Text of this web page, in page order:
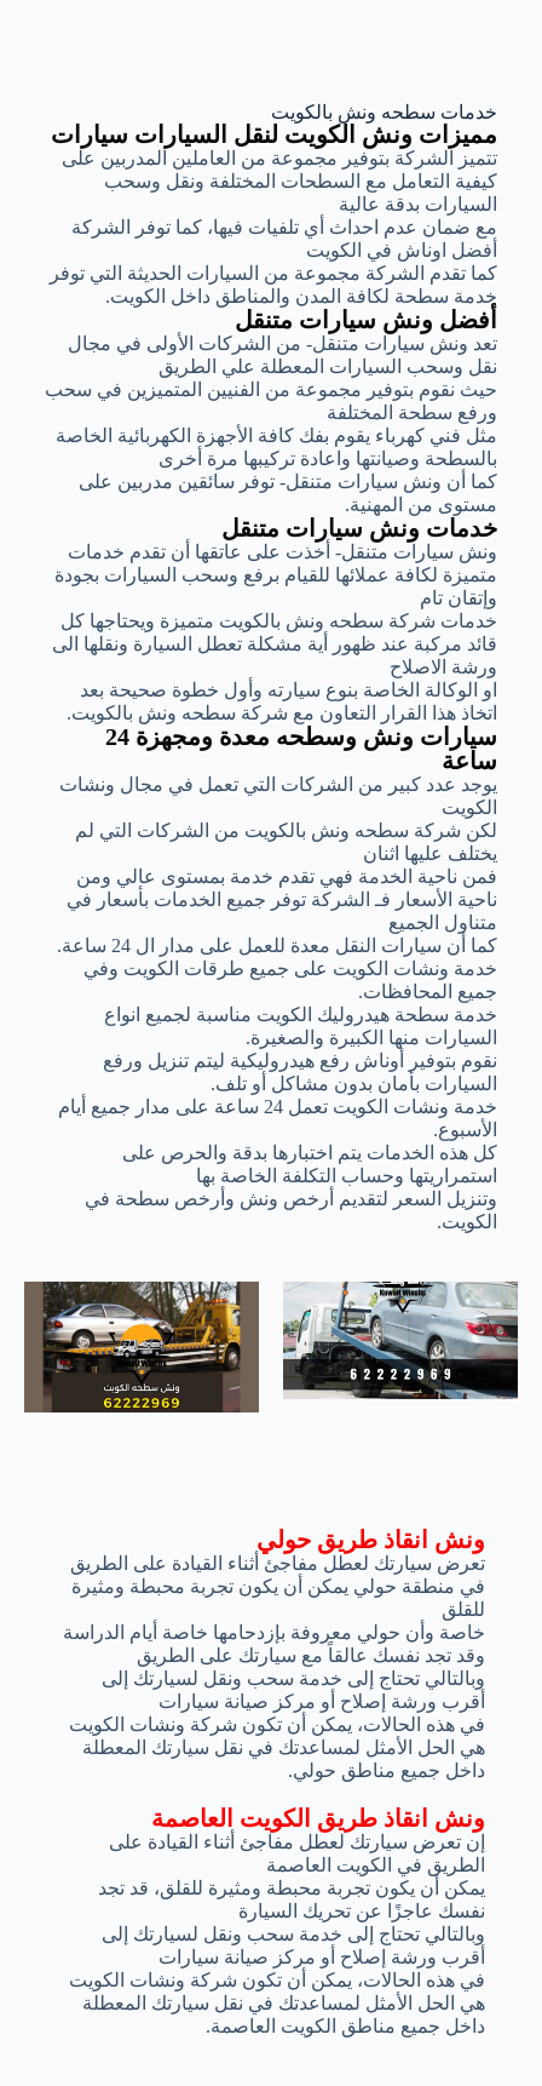
خدمات سطحه ونش بالكويت
مميزات ونش الكويت لنقل السيارات سيارات
تتميز الشركة بتوفير مجموعة من العاملين المدربين على
كيفية التعامل مع السطحات المختلفة ونقل وسحب
السيارات بدقة عالية
مع ضمان عدم احداث أي تلفيات فيها، كما توفر الشركة
أفضل اوناش في الكويت
كما تقدم الشركة مجموعة من السيارات الحديثة التي توفر
خدمة سطحة لكافة المدن والمناطق داخل الكويت.
أفضل ونش سيارات متنقل
تعد ونش سيارات متنقل- من الشركات الأولى في مجال
نقل وسحب السيارات المعطلة علي الطريق
حيث نقوم بتوفير مجموعة من الفنيين المتميزين في سحب
ورفع سطحة المختلفة
مثل فني كهرباء يقوم بفك كافة الأجهزة الكهربائية الخاصة
بالسطحة وصيانتها واعادة تركيبها مرة أخرى
كما أن ونش سيارات متنقل- توفر سائقين مدربين على
مستوى من المهنية.
خدمات ونش سيارات متنقل
ونش سيارات متنقل- أخذت على عاتقها أن تقدم خدمات
متميزة لكافة عملائها للقيام برفع وسحب السيارات بجودة
وإتقان تام
خدمات شركة سطحه ونش بالكويت متميزة ويحتاجها كل
قائد مركبة عند ظهور أية مشكلة تعطل السيارة ونقلها الى
ورشة الاصلاح
او الوكالة الخاصة بنوع سيارته وأول خطوة صحيحة بعد
اتخاذ هذا القرار التعاون مع شركة سطحه ونش بالكويت.
سيارات ونش وسطحه معدة ومجهزة 24
ساعة
يوجد عدد كبير من الشركات التي تعمل في مجال ونشات
الكويت
لكن شركة سطحه ونش بالكويت من الشركات التي لم
يختلف عليها اثنان
فمن ناحية الخدمة فهي تقدم خدمة بمستوى عالي ومن
ناحية الأسعار فـ الشركة توفر جميع الخدمات بأسعار في
متناول الجميع
كما أن سيارات النقل معدة للعمل على مدار ال 24 ساعة.
خدمة ونشات الكويت على جميع طرقات الكويت وفي
جميع المحافظات.
خدمة سطحة هيدروليك الكويت مناسبة لجميع انواع
السيارات منها الكبيرة والصغيرة.
نقوم بتوفير أوناش رفع هيدروليكية ليتم تنزيل ورفع
السيارات بأمان بدون مشاكل أو تلف.
خدمة ونشات الكويت تعمل 24 ساعة على مدار جميع أيام
الأسبوع.
كل هذه الخدمات يتم اختبارها بدقة والحرص على
استمراريتها وحساب التكلفة الخاصة بها
وتنزيل السعر لتقديم أرخص ونش وأرخص سطحة في
الكويت.
ونش انقاذ طريق الكويت العاصمة
إن تعرض سيارتك لعطل مفاجئ أثناء القيادة على
الطريق في الكويت العاصمة
يمكن أن يكون تجربة محبطة ومثيرة للقلق، قد تجد
نفسك عاجزًا عن تحريك السيارة
وبالتالي تحتاج إلى خدمة سحب ونقل لسيارتك إلى
أقرب ورشة إصلاح أو مركز صيانة سيارات
في هذه الحالات، يمكن أن تكون شركة ونشات الكويت
هي الحل الأمثل لمساعدتك في نقل سيارتك المعطلة
داخل جميع مناطق الكويت العاصمة.
ونش انقاذ طريق حولي
تعرض سيارتك لعطل مفاجئ أثناء القيادة على الطريق
في منطقة حولي يمكن أن يكون تجربة محبطة ومثيرة
للقلق
خاصة وأن حولي معروفة بإزدحامها خاصة أيام الدراسة
وقد تجد نفسك عالقاً مع سيارتك على الطريق
وبالتالي تحتاج إلى خدمة سحب ونقل لسيارتك إلى
أقرب ورشة إصلاح أو مركز صيانة سيارات
في هذه الحالات، يمكن أن تكون شركة ونشات الكويت
هي الحل الأمثل لمساعدتك في نقل سيارتك المعطلة
داخل جميع مناطق حولي.